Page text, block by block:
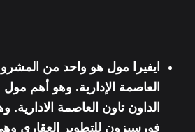
ايفيرا مول هو واحد من
العاصمة الإدارية. وهو أهم
الداون تاون العاصمة الادارية.
فورسيزون للتطوير العقاري